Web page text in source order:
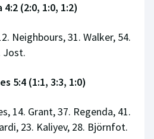
(2:0, 1:0, 1:2)
Neighbours, 31. Walker, 54.
Jost.
5:4 (1:1, 3:3, 1:0)
14. Grant, 37. Regenda, 41.
23. Kaliyev, 28. Björnfot.